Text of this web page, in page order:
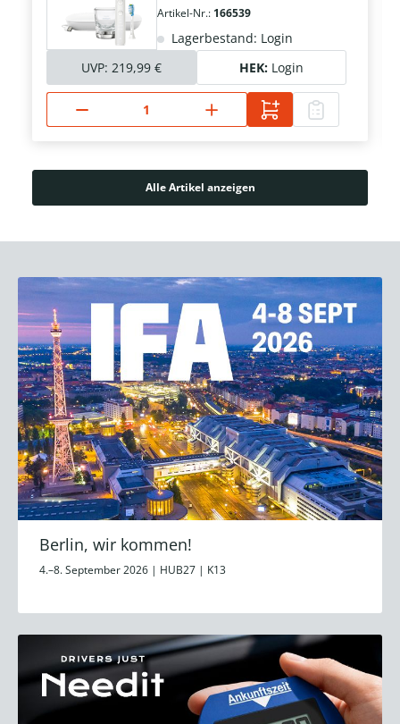
Artikel-Nr.: 166539
Lagerbestand: Login
UVP: 219,99 € HEK: Login
Alle Artikel anzeigen
Berlin, wir kommen!
4.–8. September 2026 | HUB27 | K13